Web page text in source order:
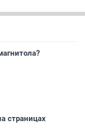
страницах